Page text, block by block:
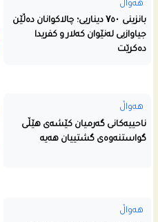
هەواڵ
بانزینی ۷٥۰ دیناریی؛ چالاکوانان دەڵێن
جیاوازیی لەنێوان کەلار و کفریدا
دەکرێت
هەواڵ
ناحییه‌كانى گه‌رمیان كێشه‌ى هێڵى
گواستنه‌وه‌ى گشتییان هه‌یه‌
هەواڵ